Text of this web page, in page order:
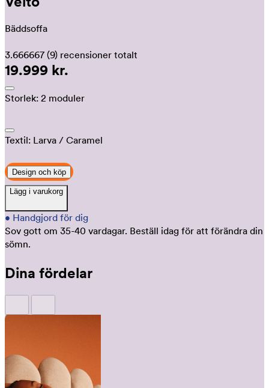
Bäddsoffa
3.666667 (9) recensioner totalt
19.999 kr.
Storlek: 2 moduler
Textil: Larva / Caramel
Design och köp
Lägg i varukorg
• Handgjord för dig
Sov gott om 35-40 vardagar. Beställ idag för att förändra din
sömn.
Dina fördelar